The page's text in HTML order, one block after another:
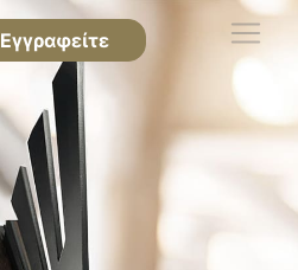
Εγγραφείτε